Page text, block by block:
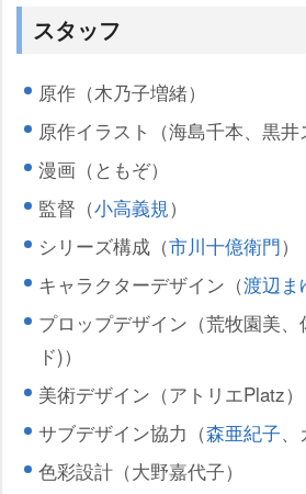
スタッフ
原作（木乃子増緒）
原作イラスト（海島千本、黒井
漫画（ともぞ）
監督（小高義規）
シリーズ構成（市川十億衛門）
キャラクターデザイン（渡辺ま
プロップデザイン（荒牧園美
ド)）
美術デザイン（アトリエPlatz）
サブデザイン協力（森亜紀子、
色彩設計（大野嘉代子）